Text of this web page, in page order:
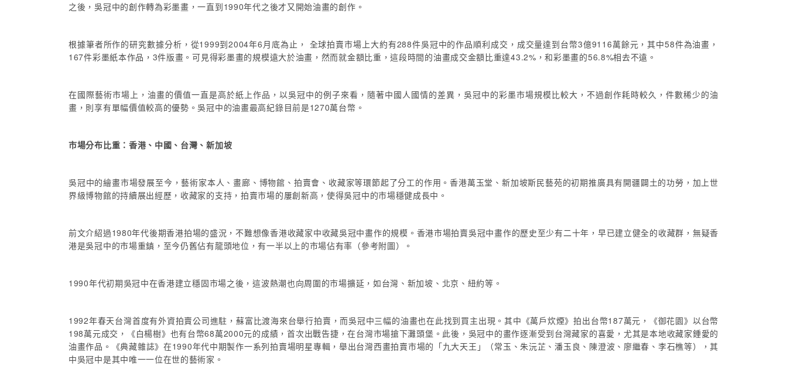
之後，吳冠中的創作轉為彩墨畫，一直到1990年代之後才又開始油畫的創作。
根據筆者所作的研究數據分析，從1999到2004年6月底為止， 全球拍賣市場上大約有288件吳冠中的作品順利成交，成交量達到台幣3億9116萬餘元，其中58件為油畫，
167件彩墨紙本作品，3件版畫。可見得彩墨畫的規模遠大於油畫，然而就金額比重，這段時間的油畫成交金額比重達43.2%，和彩墨畫的56.8%相去不遠。
在國際藝術市場上，油畫的價值一直是高於紙上作品，以吳冠中的例子來看，隨著中國人國情的差異，吳冠中的彩墨市場規模比較大，不過創作耗時較久，件數稀少的油
畫，則享有單幅價值較高的優勢。吳冠中的油畫最高紀錄目前是1270萬台幣。
市場分布比重：香港、中國、台灣、新加坡
吳冠中的繪畫市場發展至今，藝術家本人、畫廊、博物館、拍賣會、收藏家等環節起了分工的作用。香港萬玉堂、新加坡斯民藝苑的初期推廣具有開疆闢土的功勞，加上世
界級博物館的持續展出經歷，收藏家的支持，拍賣市場的屢創新高，使得吳冠中的市場穩健成長中。
前文介紹過1980年代後期香港拍場的盛況，不難想像香港收藏家中收藏吳冠中畫作的規模。香港市場拍賣吳冠中畫作的歷史至少有二十年，早已建立健全的收藏群，無疑香
港是吳冠中的市場重鎮，至今仍舊佔有龍頭地位，有一半以上的市場佔有率（參考附圖）。
1990年代初期吳冠中在香港建立穩固市場之後，這波熱潮也向周圍的市場擴延，如台灣、新加坡、北京、紐約等。
1992年春天台灣首度有外資拍賣公司進駐，蘇富比渡海來台舉行拍賣，而吳冠中三幅的油畫也在此找到買主出現。其中《萬戶炊煙》拍出台幣187萬元，《御花園》以台幣
198萬元成交，《白楊樹》也有台幣68萬2000元的成績，首次出戰告捷，在台灣市場搶下灘頭堡。此後，吳冠中的畫作逐漸受到台灣藏家的喜愛，尤其是本地收藏家鍾愛的
油畫作品。《典藏雜誌》在1990年代中期製作一系列拍賣場明星專輯，舉出台灣西畫拍賣市場的「九大天王」（常玉、朱沅芷、潘玉良、陳澄波、廖繼春、李石樵等），其
中吳冠中是其中唯一一位在世的藝術家。